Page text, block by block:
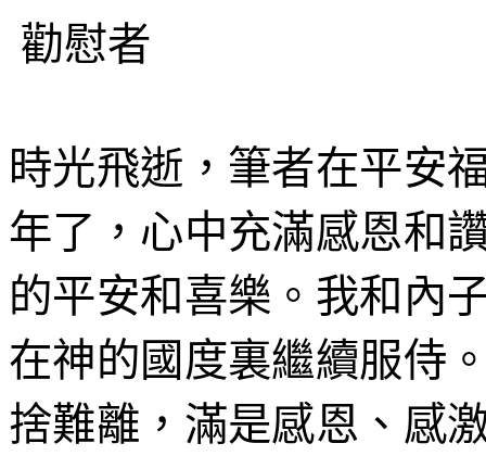
勸慰者
時光飛逝，筆者在平安
年了，心中充滿感恩和
的平安和喜樂。我和內
在神的國度裏繼續服侍
捨難離，滿是感恩、感